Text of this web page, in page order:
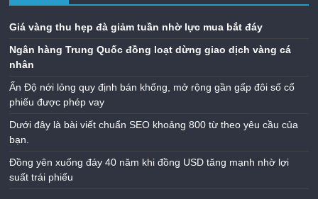
Giá vàng thu hẹp đà giảm tuần nhờ lực mua bắt đáy
Ngân hàng Trung Quốc đồng loạt dừng giao dịch vàng cá
nhân
Ấn Độ nới lỏng quy định bán khống, mở rộng gần gấp đôi số cổ
phiếu được phép vay
Dưới đây là bài viết chuẩn SEO khoảng 800 từ theo yêu cầu của
bạn.
Đồng yên xuống đáy 40 năm khi đồng USD tăng mạnh nhờ lợi
suất trái phiếu